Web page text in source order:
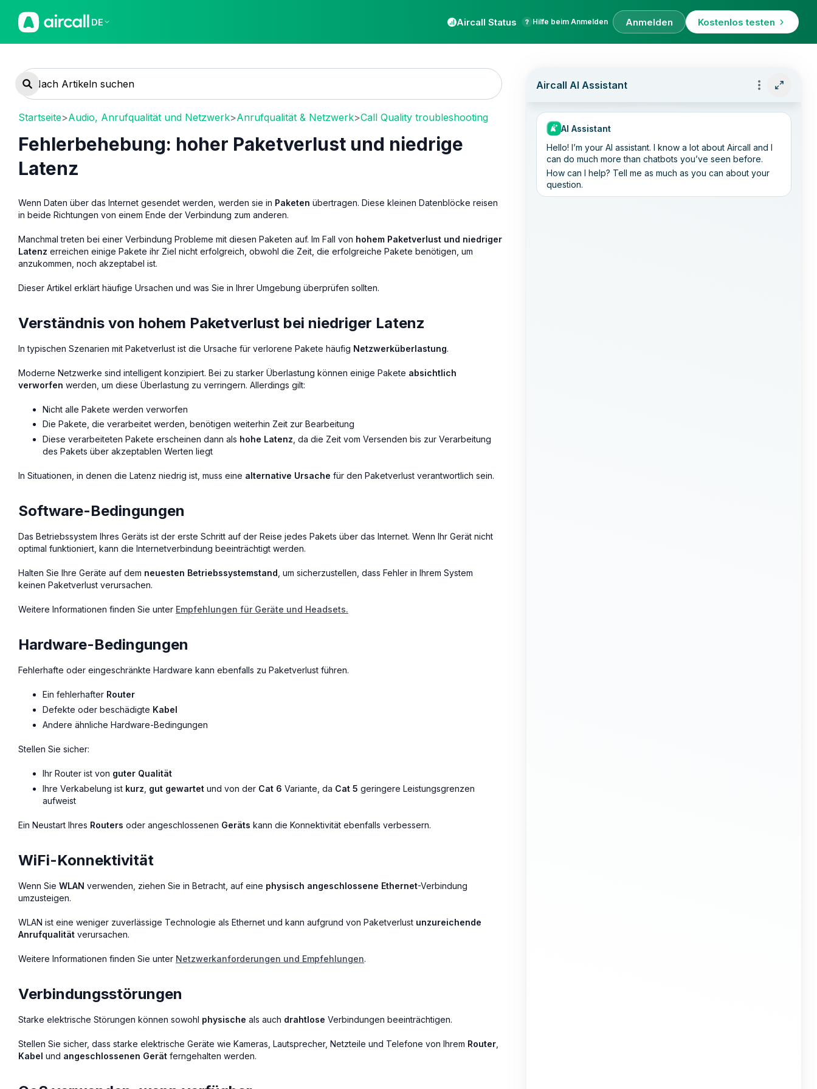
DE Aircall Status Hilfe beim Anmelden Anmelden Kostenlos testen
Startseite>Audio, Anrufqualität und Netzwerk>Anrufqualität & Netzwerk>Call Quality troubleshooting
Fehlerbehebung: hoher Paketverlust und niedrige
Latenz
Wenn Daten über das Internet gesendet werden, werden sie in Paketen übertragen. Diese kleinen Datenblöcke reisen
in beide Richtungen von einem Ende der Verbindung zum anderen.
Manchmal treten bei einer Verbindung Probleme mit diesen Paketen auf. Im Fall von hohem Paketverlust und niedriger
Latenz erreichen einige Pakete ihr Ziel nicht erfolgreich, obwohl die Zeit, die erfolgreiche Pakete benötigen, um
anzukommen, noch akzeptabel ist.
Dieser Artikel erklärt häufige Ursachen und was Sie in Ihrer Umgebung überprüfen sollten.
Verständnis von hohem Paketverlust bei niedriger Latenz
In typischen Szenarien mit Paketverlust ist die Ursache für verlorene Pakete häufig Netzwerküberlastung.
Moderne Netzwerke sind intelligent konzipiert. Bei zu starker Überlastung können einige Pakete absichtlich
verworfen werden, um diese Überlastung zu verringern. Allerdings gilt:
Nicht alle Pakete werden verworfen
Die Pakete, die verarbeitet werden, benötigen weiterhin Zeit zur Bearbeitung
Diese verarbeiteten Pakete erscheinen dann als hohe Latenz , da die Zeit vom Versenden bis zur Verarbeitung
des Pakets über akzeptablen Werten liegt
In Situationen, in denen die Latenz niedrig ist, muss eine alternative Ursache für den Paketverlust verantwortlich sein.
Software-Bedingungen
Das Betriebssystem Ihres Geräts ist der erste Schritt auf der Reise jedes Pakets über das Internet. Wenn Ihr Gerät nicht
optimal funktioniert, kann die Internetverbindung beeinträchtigt werden.
Halten Sie Ihre Geräte auf dem neuesten Betriebssystemstand , um sicherzustellen, dass Fehler in Ihrem System
keinen Paketverlust verursachen.
Weitere Informationen finden Sie unter Empfehlungen für Geräte und Headsets.
Hardware-Bedingungen
Fehlerhafte oder eingeschränkte Hardware kann ebenfalls zu Paketverlust führen.
Ein fehlerhafter Router
Defekte oder beschädigte Kabel
Andere ähnliche Hardware-Bedingungen
Stellen Sie sicher:
Ihr Router ist von guter Qualität
Ihre Verkabelung ist kurz gut gewartet und von der Cat 6 Variante, da Cat 5 geringere Leistungsgrenzen
aufweist
Ein Neustart Ihres Routers oder angeschlossenen Geräts kann die Konnektivität ebenfalls verbessern.
WiFi-Konnektivität
Wenn Sie WLAN verwenden, ziehen Sie in Betracht, auf eine physisch angeschlossene Ethernet-Verbindung
umzusteigen.
WLAN ist eine weniger zuverlässige Technologie als Ethernet und kann aufgrund von Paketverlust unzureichende
Anrufqualität verursachen.
Weitere Informationen finden Sie unter Netzwerkanforderungen und Empfehlungen.
Verbindungsstörungen
Starke elektrische Störungen können sowohl physische als auch drahtlose Verbindungen beeinträchtigen.
Stellen Sie sicher, dass starke elektrische Geräte wie Kameras, Lautsprecher, Netzteile und Telefone von Ihrem Router
Kabel und angeschlossenen Gerät ferngehalten werden.